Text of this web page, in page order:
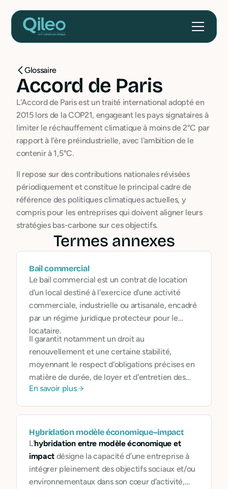
Glossaire
Accord de Paris
L'Accord de Paris est un traité international adopté en
2015 lors de la COP21, engageant les pays signataires à
limiter le réchauffement climatique à moins de 2°C par
rapport à l'ère préindustrielle, avec l'ambition de le
contenir à 1,5°C.
Il repose sur des contributions nationales révisées
périodiquement et constitue le principal cadre de
référence des politiques climatiques actuelles, y
compris pour les entreprises qui doivent aligner leurs
stratégies bas-carbone sur ces objectifs.
Termes annexes
Bail commercial
Le bail commercial est un contrat de location
d'un local destiné à l'exercice d'une activité
commerciale, industrielle ou artisanale, encadré
par un régime juridique protecteur pour le
locataire.
Il garantit notamment un droit au
renouvellement et une certaine stabilité,
moyennant le respect d'obligations précises en
matière de durée, de loyer et d'entretien des
locaux.
En savoir plus
Hybridation modèle économique–impact
L’hybridation entre modèle économique et
impact désigne la capacité d’une entreprise à
intégrer pleinement des objectifs sociaux et/ou
environnementaux dans son cœur d’activité,